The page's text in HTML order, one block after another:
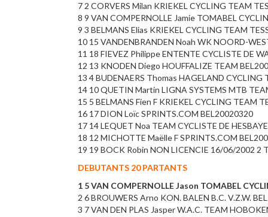
7 2 CORVERS Milan KRIEKEL CYCLING TEAM
8 9 VAN COMPERNOLLE Jamie TOMABEL
9 3 BELMANS Elias KRIEKEL CYCLING TEAM
10 15 VANDENBRANDEN Noah WK NOORD-
11 18 FIEVEZ PhilippeENTENTE CYCLISTE DE
12 13 KNODEN Diego HOUFFALIZE TEAM
13 4BUDENAERS Thomas HAGELAND CYCLING
14 10QUETIN Martin LIGNA SYSTEMS MTB
15 5 BELMANS Fien F KRIEKEL CYCLING TEAM
16 17DION LoïcSPRINTS.COM BEL20020320
17 14LEQUET Noa TEAM CYCLISTE DE HESBAYE
18 12 MICHOTTE MaëlleFSPRINTS.COM
19 19 BOCK Robin NON LICENCIE 16/06/2002 2
DEBUTANTS 20 PARTANTS
1 5 VAN COMPERNOLLE Jason TOMABEL
2 6 BROUWERS Arno KON. BALEN B.C. V.Z.W.
3 7 VAN DEN PLAS Jasper W.A.C. TEAM